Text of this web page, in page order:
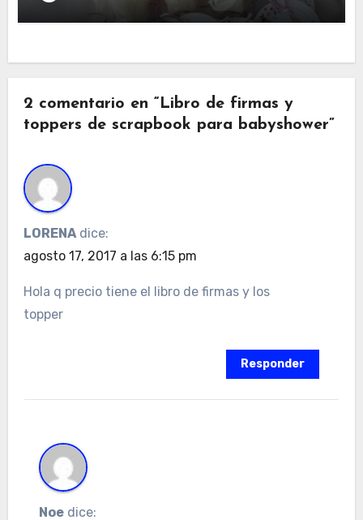
2 comentario en “Libro de firmas y
toppers de scrapbook para babyshower”
LORENA dice:
agosto 17, 2017 a las 6:15 pm
Hola q precio tiene el libro de firmas y los
topper
Responder
Noe dice: